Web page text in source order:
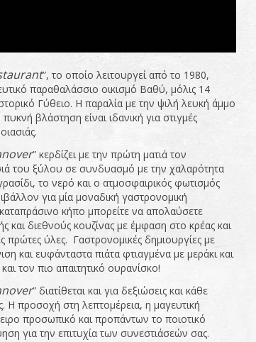
”, το οποίο λειτουργεί από το 1980,
παραθαλάσσιο οικισμό Βαθύ, μόλις 14
Γύθειο. Η παραλία με την ψιλή λευκή άμμο
βλάστηση είναι ιδανική για στιγμές
” κερδίζει με την πρώτη ματιά τον
του ξύλου σε συνδυασμό με την χαλαρότητα
το νερό και ο ατμοσφαιρικός φωτισμός
για μία μοναδική γαστρονομική
κήπο μπορείτε να απολαύσετε
και διεθνούς κουζίνας με έμφαση στο κρέας και
πρώτες ύλες. Γαστρονομικές δημιουργίες με
και ευφάνταστα πιάτα φτιαγμένα με μεράκι και
τον πιο απαιτητικό ουρανίσκο!
” διατίθεται και για δεξιώσεις και κάθε
Η προσοχή στη λεπτομέρεια, η μαγευτική
προσωπικό και προπάντων το ποιοτικό
για την επιτυχία των συνεστιάσεών σας.